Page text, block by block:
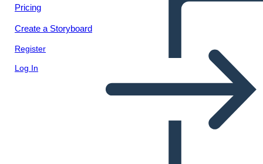
Pricing
Create a Storyboard
Register
Log In